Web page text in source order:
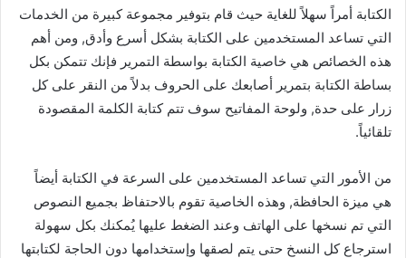
الكتابة أمراً سهلاً للغاية حيث قام بتوفير مجموعة كبيرة من الخدمات
التي تساعد المستخدمين على الكتابة بشكل أسرع وأدق, ومن أهم
هذه الخصائص هي خاصية الكتابة بواسطة التمرير فإنك تتمكن بكل
بساطة الكتابة بتمرير أصابعك على الحروف بدلاً من النقر على كل
زرار على حدة, ولوحة المفاتيح سوف تتم كتابة الكلمة المقصودة
تلقائياً.
من الأمور التي تساعد المستخدمين على السرعة في الكتابة أيضاً
هي ميزة الحافظة, وهذه الخاصية تقوم بالاحتفاظ بجميع النصوص
التي تم نسخها على الهاتف وعند الضغط عليها يُمكنك بكل سهولة
استرجاع كل النسخ حتى يتم لصقها وإستخدامها دون الحاجة لكتابتها